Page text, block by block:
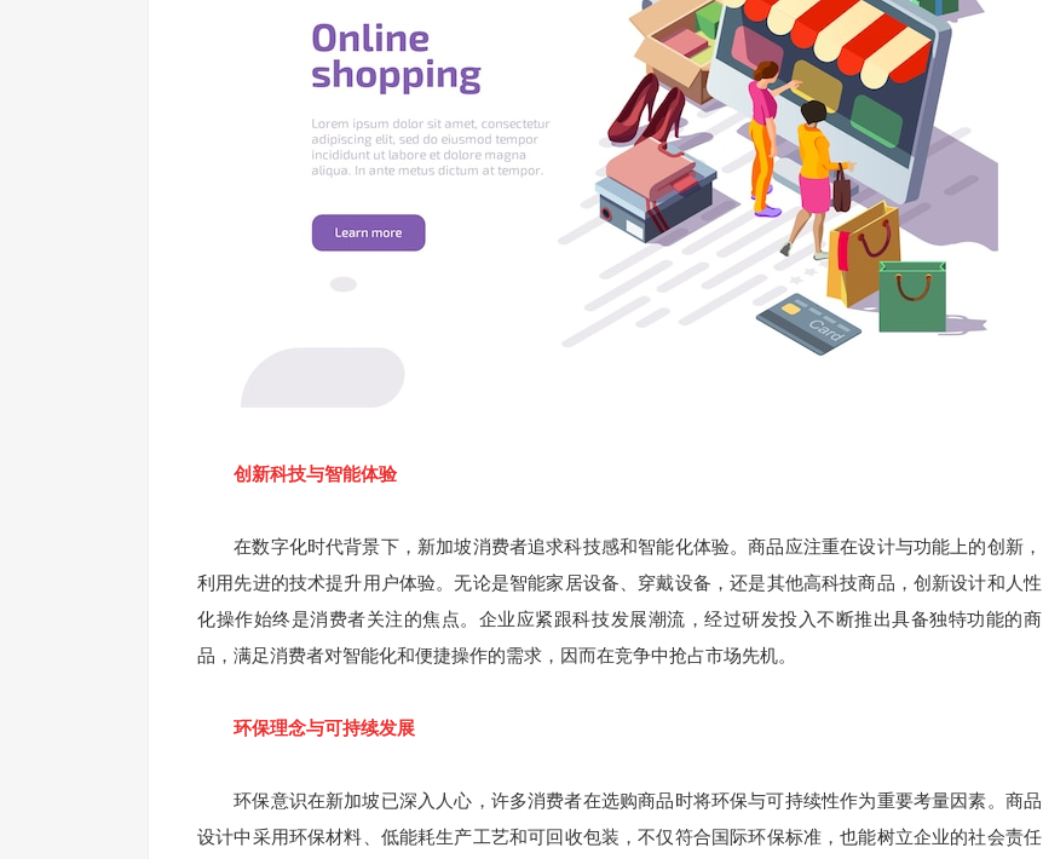
创新科技与智能体验
在数字化时代背景下，新加坡消费者追求科技感和智能化体验。商品应注重在设计与功能上的创新，
利用先进的技术提升用户体验。无论是智能家居设备、穿戴设备，还是其他高科技商品，创新设计和人性
化操作始终是消费者关注的焦点。企业应紧跟科技发展潮流，经过研发投入不断推出具备独特功能的商
品，满足消费者对智能化和便捷操作的需求，因而在竞争中抢占市场先机。
环保理念与可持续发展
环保意识在新加坡已深入人心，许多消费者在选购商品时将环保与可持续性作为重要考量因素。商品
设计中采用环保材料、低能耗生产工艺和可回收包装，不仅符合国际环保标准，也能树立企业的社会责任